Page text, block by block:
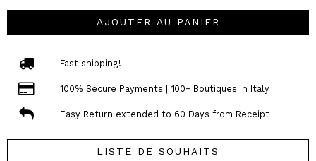
AJOUTER AU PANIER
Fast shipping!
100% Secure Payments | 100+ Boutiques in Italy
Easy Return extended to 60 Days from Receipt
LISTE DE SOUHAITS